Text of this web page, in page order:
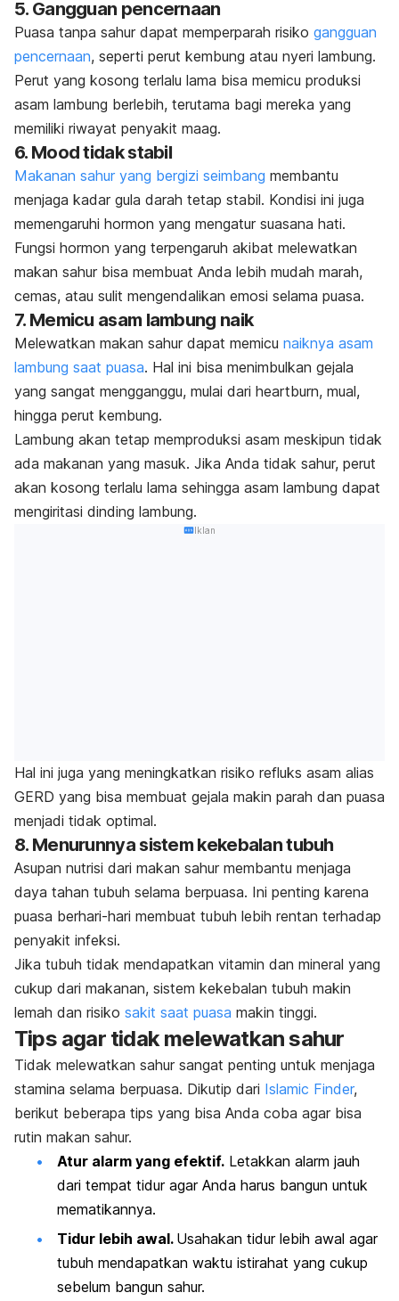
5. Gangguan pencernaan
Puasa tanpa sahur dapat memperparah risiko gangguan
pencernaan, seperti perut kembung atau nyeri lambung.
Perut yang kosong terlalu lama bisa memicu produksi
asam lambung berlebih, terutama bagi mereka yang
memiliki riwayat penyakit maag.
6. Moodtidak stabil
Makanan sahur yang bergizi seimbang membantu
menjaga kadar gula darah tetap stabil. Kondisi ini juga
memengaruhi hormon yang mengatur suasana hati.
Fungsi hormon yang terpengaruh akibat melewatkan
makan sahur bisa membuat Anda lebih mudah marah,
cemas, atau sulit mengendalikan emosi selama puasa.
7. Memicu asam lambung naik
Melewatkan makan sahur dapat memicu naiknya asam
lambung saat puasa. Hal ini bisa menimbulkan gejala
yang sangat mengganggu, mulai dari heartburn, mual,
hingga perut kembung.
Lambung akan tetap memproduksi asam meskipun tidak
ada makanan yang masuk. Jika Anda tidak sahur, perut
akan kosong terlalu lama sehingga asam lambung dapat
mengiritasi dinding lambung.
Iklan
Hal ini juga yang meningkatkan risiko refluks asam alias
GERD yang bisa membuat gejala makin parah dan puasa
menjadi tidak optimal.
8. Menurunnya sistem kekebalan tubuh
Asupan nutrisi dari makan sahur membantu menjaga
daya tahan tubuh selama berpuasa. Ini penting karena
puasa berhari-hari membuat tubuh lebih rentan terhadap
penyakit infeksi.
Jika tubuh tidak mendapatkan vitamin dan mineral yang
cukup dari makanan, sistem kekebalan tubuh makin
lemah dan risiko sakit saat puasa makin tinggi.
Tips agar tidak melewatkan sahur
Tidak melewatkan sahur sangat penting untuk menjaga
stamina selama berpuasa. Dikutip dari Islamic Finder,
berikut beberapa tips yang bisa Anda coba agar bisa
rutin makan sahur.
Atur alarm yang efektif. Letakkan alarm jauh
dari tempat tidur agar Anda harus bangun untuk
mematikannya.
Tidur lebih awal. Usahakan tidur lebih awal agar
tubuh mendapatkan waktu istirahat yang cukup
sebelum bangun sahur.